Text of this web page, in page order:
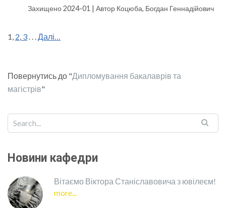
Захищено 2024-01 Автор Коцюба, Богдан Геннадійович
1, 2 3 Далі…
Повернутись до "Дипломування бакалаврів та
магістрів"
Новини кафедри
Вітаємо Віктора Станіславовича з ювілеєм!
more...